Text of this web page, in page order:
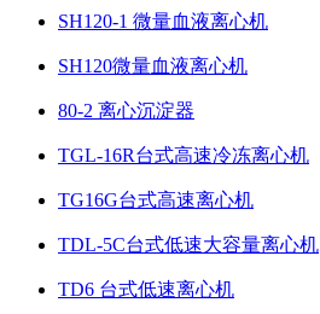
SH120-1 微量血液离心机
SH120微量血液离心机
80-2 离心沉淀器
TGL-16R台式高速冷冻离心机
TG16G台式高速离心机
TDL-5C台式低速大容量离心机
TD6 台式低速离心机